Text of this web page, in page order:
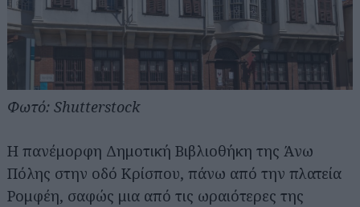
Φωτό: Shutterstock
Η πανέμορφη Δημοτική Βιβλιοθήκη της Άνω
Πόλης στην οδό Κρίσπου, πάνω από την πλατεία
Ρομφέη, σαφώς μια από τις ωραιότερες της